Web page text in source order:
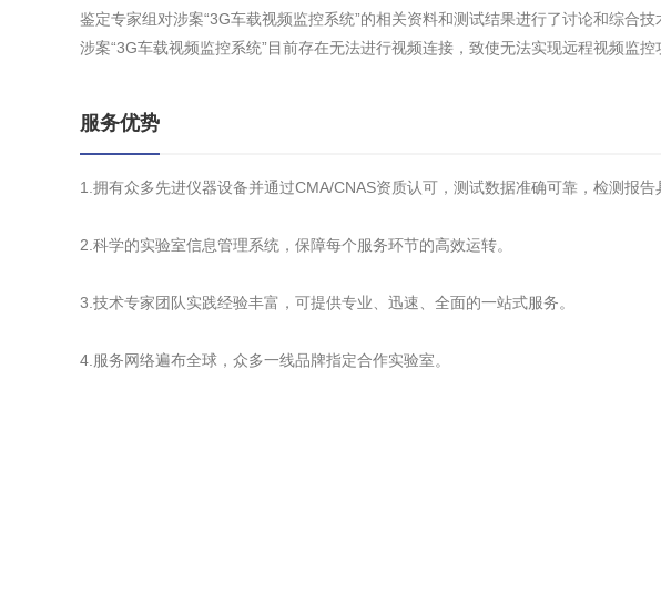
鉴定专家组对涉案“3G车载视频监控系统”的相关资料和测试结果进行了讨论和综合技
涉案“3G车载视频监控系统”目前存在无法进行视频连接，致使无法实现远程视频监控
服务优势
1.拥有众多先进仪器设备并通过CMA/CNAS资质认可，测试数据准确可靠，检测报告
2.科学的实验室信息管理系统，保障每个服务环节的高效运转。
3.技术专家团队实践经验丰富，可提供专业、迅速、全面的一站式服务。
4.服务网络遍布全球，众多一线品牌指定合作实验室。